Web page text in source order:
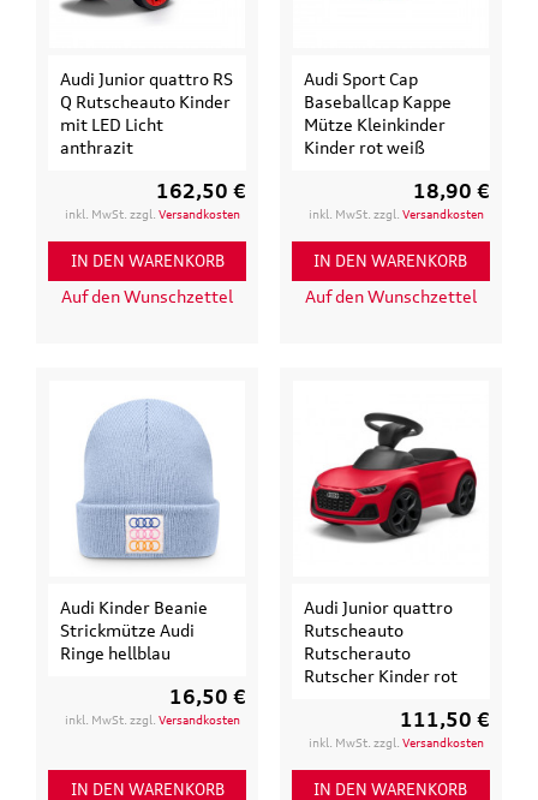
interact
Audi Junior quattro RS
Q Rutscheauto Kinder
mit LED Licht
anthrazit
162,50 €
inkl. MwSt. zzgl.Versandkosten
IN DEN WARENKORB
Auf den Wunschzettel
Audi Sport Cap
Baseballcap Kappe
Mütze Kleinkinder
Kinder rot weiß
18,90 €
inkl. MwSt. zzgl. Versandkosten
IN DEN WARENKORB
Auf den Wunschzettel
Audi Kinder Beanie
Strickmütze Audi
Ringe hellblau
16,50 €
inkl. MwSt. zzgl.Versandkosten
IN DEN WARENKORB
Audi Junior quattro
Rutscheauto
Rutscherauto
Rutscher Kinder rot
111,50 €
inkl. MwSt. zzgl. Versandkosten
IN DEN WARENKORB